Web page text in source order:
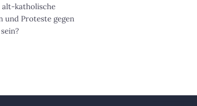
alt-katholische
und Proteste gegen